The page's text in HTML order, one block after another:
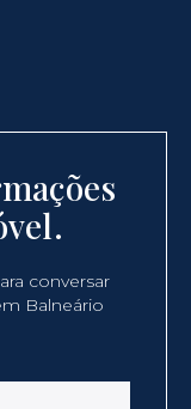
conversar
Balneário